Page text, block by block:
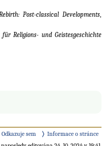
Post-classical Developments,
Religions- und Geistesgeschichte
Odkazuje sem
Informace o stránce